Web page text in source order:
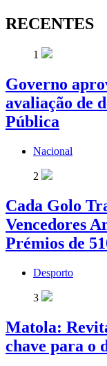
RECENTES
1
Governo
avaliação de
Pública
Nacional
2
Cada Golo
Vencedores
Prémios de
Desporto
3
Matola:
chave para o